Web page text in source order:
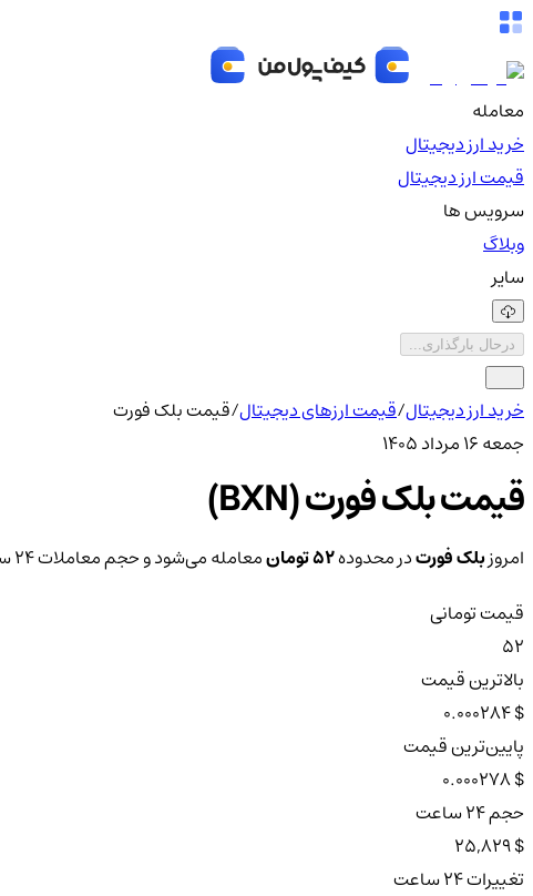
معامله
خرید ارز دیجیتال
قیمت ارز دیجیتال
سرویس ها
وبلاگ
سایر
درحال بارگذاری...
خرید ارز دیجیتال/قیمت ارزهای دیجیتال/قیمت بلک فورت
جمعه ۱۶ مرداد ۱۴۰۵
قیمت بلک فورت (BXN)
امروزبلک فورتدر محدوده52 تومان معامله می‌شود و حجم معاملات ۲۴ ساعته آن به
قیمت تومانی
52
بالاترین قیمت
$ 0.000284
پایین‌ترین قیمت
$ 0.000278
حجم ۲۴ ساعت
$ 25,829
تغییرات ۲۴ ساعت